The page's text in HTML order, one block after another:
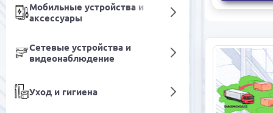
Мобильные устройства и
аксессуары
Сетевые устройства и
видеонаблюдение
Уход и гигиена